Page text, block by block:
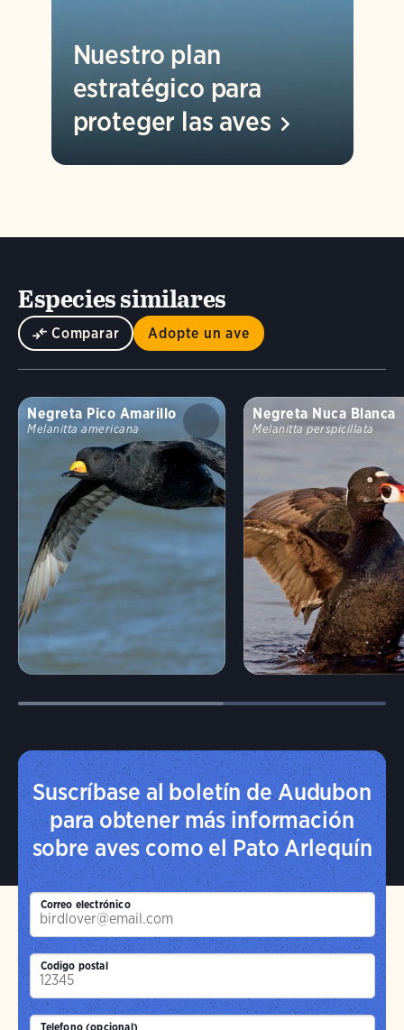
Nuestro plan
estratégico para
proteger las aves
Especies similares
Comparar Adopte un ave
Negreta Pico Amarillo
Melanitta americana
Negreta Nuca Blanca
Melanitta perspicillata
Suscríbase al boletín de Audubon
para obtener más información
sobre aves como el Pato Arlequín
Correo electrónico
Codigo postal
Telefono (opcional)